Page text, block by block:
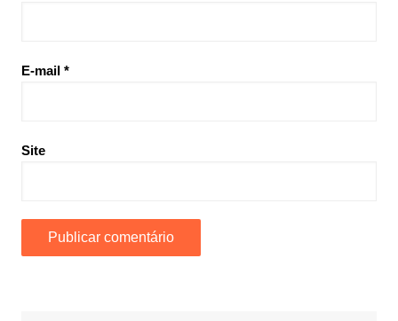
E-mail *
Site